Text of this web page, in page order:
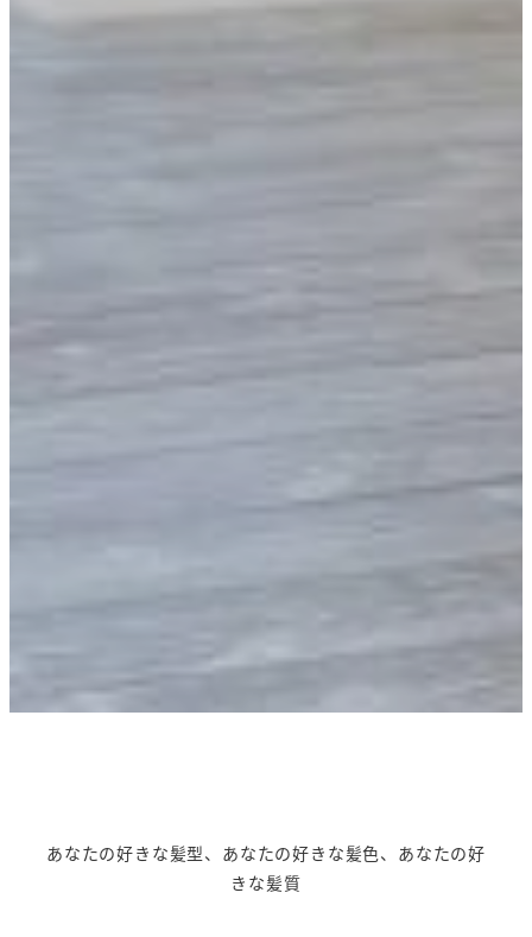
あなたの好きな髪型、あなたの好きな髪色、あなたの好
きな髪質